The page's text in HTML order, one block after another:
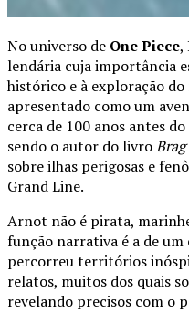
No universo de One Piece,
lendária cuja importância
histórico e à exploração do
apresentado como um
cerca de 100 anos antes
sendo o autor do livro
sobre ilhas perigosas e
Grand Line.
Arnot não é pirata,
função narrativa é a de
percorreu territórios
relatos, muitos dos quais
revelando precisos com o